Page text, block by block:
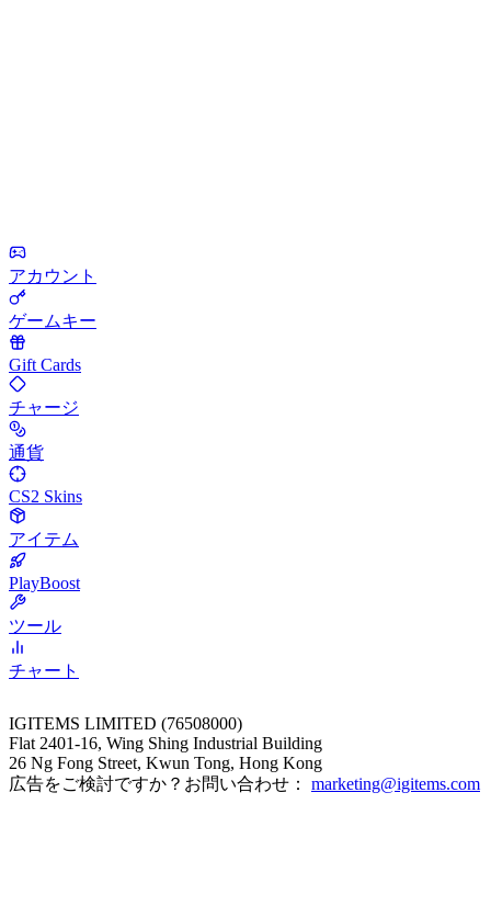
アカウント
ゲームキー
Gift Cards
チャージ
通貨
CS2 Skins
アイテム
PlayBoost
ツール
チャート
IGITEMS LIMITED (76508000)
Flat 2401-16, Wing Shing Industrial Building
26 Ng Fong Street, Kwun Tong, Hong Kong
広告をご検討ですか？お問い合わせ： marketing@igitems.com